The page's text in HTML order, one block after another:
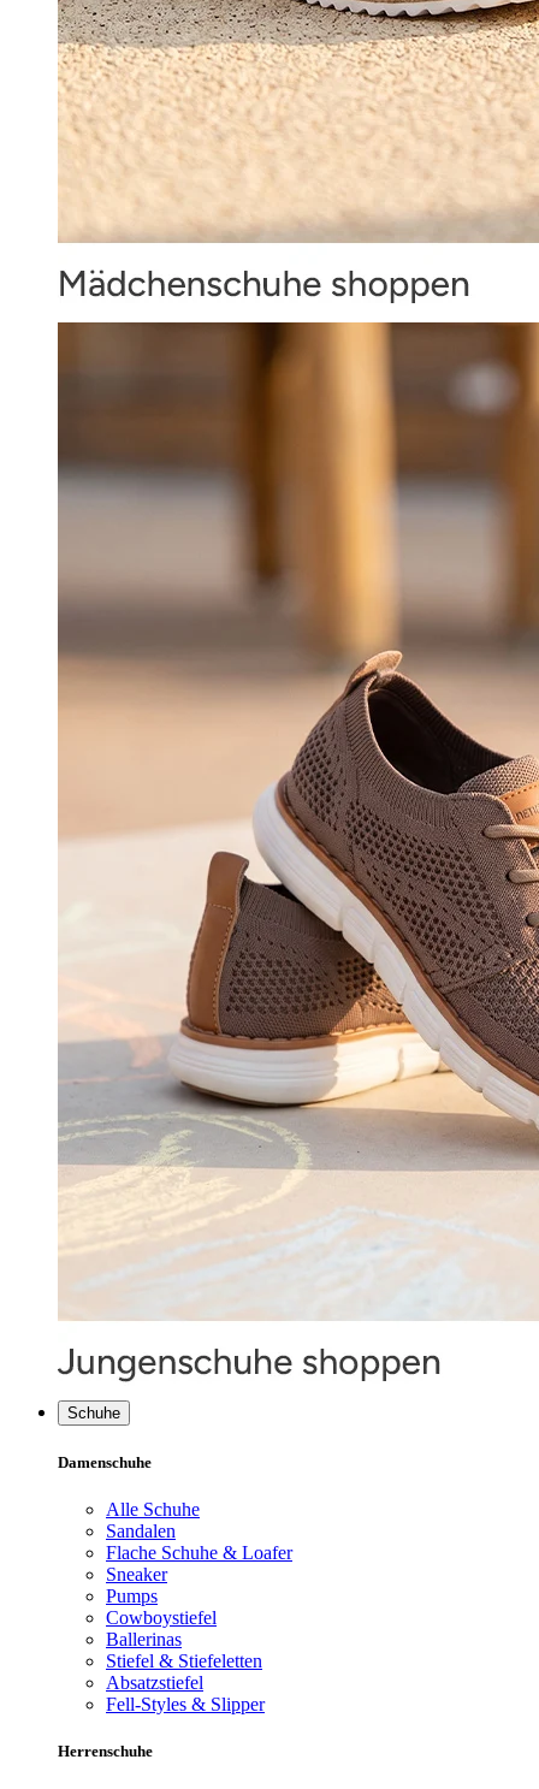
Schuhe
Damenschuhe
Alle Schuhe
Sandalen
Flache Schuhe & Loafer
Sneaker
Pumps
Cowboystiefel
Ballerinas
Stiefel & Stiefeletten
Absatzstiefel
Fell-Styles & Slipper
Herrenschuhe